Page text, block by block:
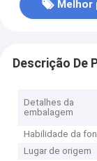
Melhor
Descrição De
Detalhes da
embalagem
Habilidade da
Lugar de origem